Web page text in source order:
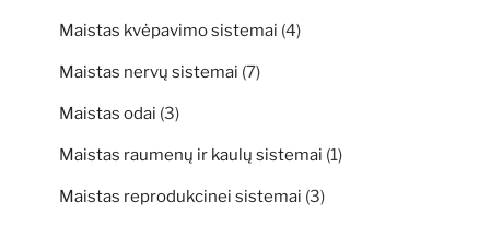
Maistas kvėpavimo sistemai (4)
Maistas nervų sistemai (7)
Maistas odai (3)
Maistas raumenų ir kaulų sistemai (1)
Maistas reprodukcinei sistemai (3)